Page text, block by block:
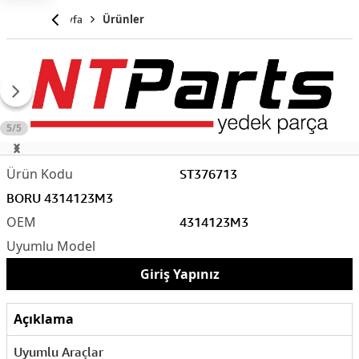
Anasayfa Ürünler
5/5
ST376713
4314123M3
BORU 4314123M3
Giriş Yapınız
Açıklama
Uyumlu Araçlar